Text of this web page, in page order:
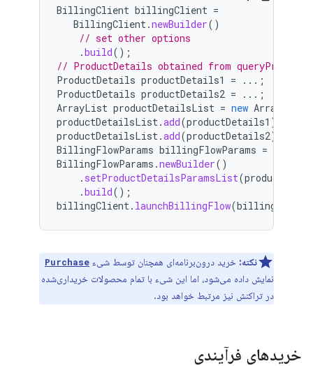
BillingClient billingClient =
BillingClient.newBuilder()
// set other options
.build();
// ProductDetails obtained from
ProductDetails productDetails1 =
...;
ProductDetails productDetails2 =
...;
ArrayList productDetailsList = new ArrayList
productDetailsList.add(productDetails1 );
productDetailsList.add(productDetails2);
BillingFlowParams billingFlowParams =
BillingFlowParams .newBuilder()
. setProductDetailsParamsList(
.build();
billingClient. launchBillingFlow(
نکته: خرید درون‌برنامه‌ای همچنان توسط شیء Purchase
نمایش داده می‌شود، اما این شیء با تمام محصولات خریداری‌شده
در تراکنش نیز مرتبط خواهد بود.
خریدهای فرآیندی